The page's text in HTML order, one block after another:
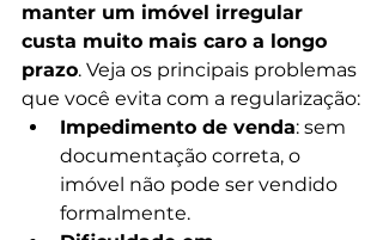
manter um imóvel irregular
custa muito mais caro a longo
prazo. Veja os principais problemas
que você evita com a regularização:
Impedimento de venda: sem
documentação correta, o
imóvel não pode ser vendido
formalmente.